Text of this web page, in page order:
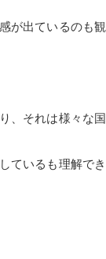
が出ているのも観
、それは様々な国
ているも理解でき